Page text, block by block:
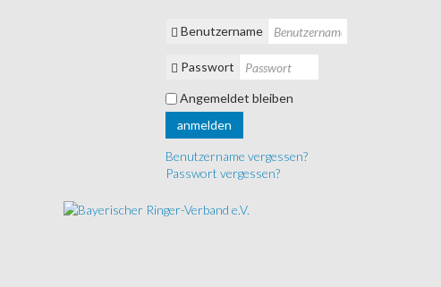
Benutzername
Passwort
Angemeldet bleiben
anmelden
Benutzername vergessen?
Passwort vergessen?